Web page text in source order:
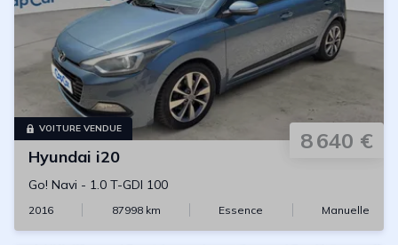
VOITURE VENDUE 8 640 €
Hyundai i20
Go! Navi - 1.0 T-GDI 100
2016 87998km Essence Manuelle